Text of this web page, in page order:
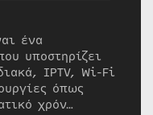
ένα
υποστηρίζει
IPTV, Wi-Fi
όπως
χρόν…